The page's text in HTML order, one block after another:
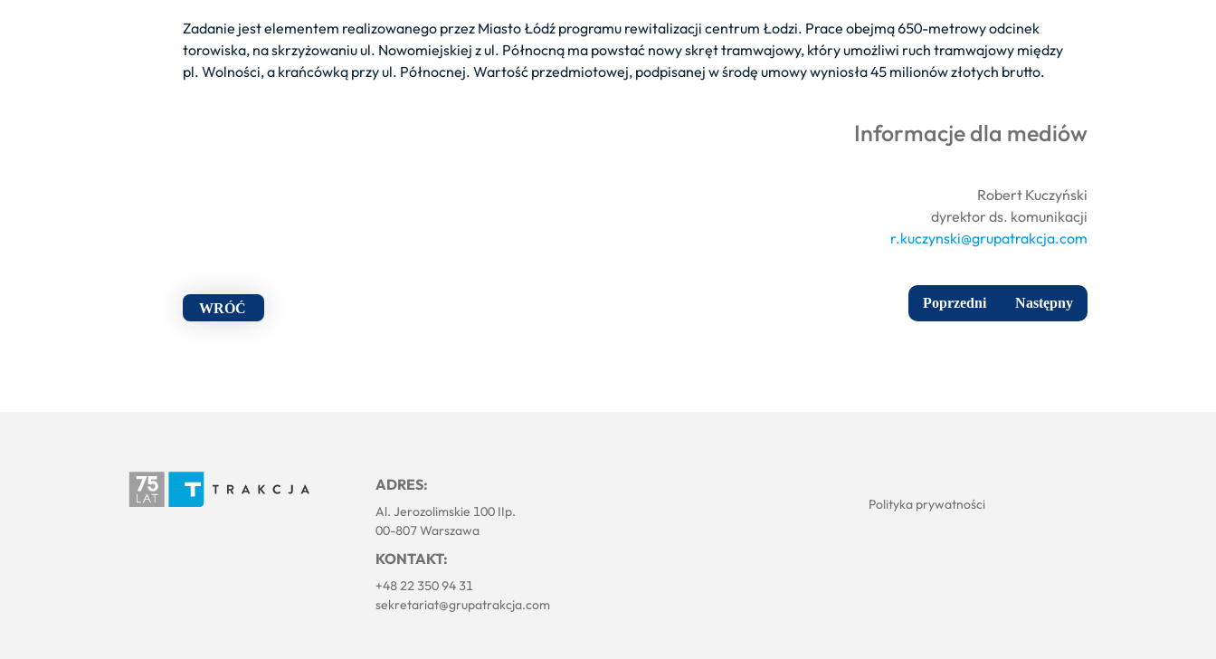
Zadanie jest elementem realizowanego przez Miasto Łódź programu rewitalizacji centrum Łodzi. Prace obejmą 650-metrowy odcinek
torowiska, na skrzyżowaniu ul. Nowomiejskiej z ul. Północną ma powstać nowy skręt tramwajowy, który umożliwi ruch tramwajowy między
pl. Wolności, a krańcówką przy ul. Północnej. Wartość przedmiotowej, podpisanej w środę umowy wyniosła 45 milionów złotych brutto.
Informacje dla mediów
Robert Kuczyński
dyrektor ds. komunikacji
r.kuczynski@grupatrakcja.com
WRÓĆ Poprzedni Następny
ADRES:
Al. Jerozolimskie 100 IIp.
00-807 Warszawa
KONTAKT:
+48 22 350 94 31
sekretariat@grupatrakcja.com
Polityka prywatności